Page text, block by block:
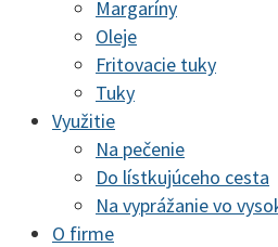
Margaríny
Oleje
Fritovacie tuky
Tuky
Využitie
Na pečenie
Do lístkujúceho cesta
Na vyprážanie vo
O firme